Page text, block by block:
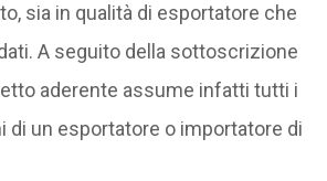
sia in qualità di esportatore che
A seguito della sottoscrizione
aderente assume infatti tutti i
di un esportatore o importatore di